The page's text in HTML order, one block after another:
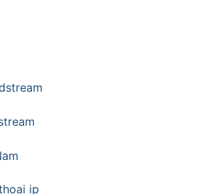
ip